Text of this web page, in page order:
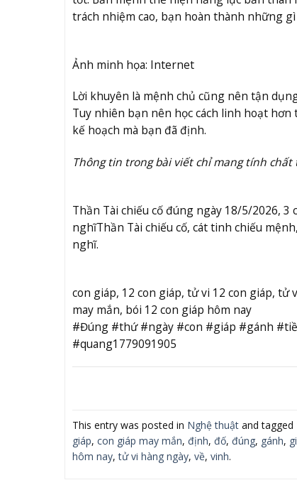
trách nhiệm cao, bạn hoàn thành những
Ảnh minh họa: Internet
Lời khuyên là mệnh chủ cũng nên tận
Tuy nhiên bạn nên học cách linh hoạt
kế hoạch mà bạn đã định.
Thông tin trong bài viết chỉ mang tính chất
Thần Tài chiếu cố đúng ngày 18/5/2026,
nghĩThần Tài chiếu cố, cát tinh chiếu
nghĩ.
con giáp, 12 con giáp, tử vi 12 con giáp, tử
may mắn, bói 12 con giáp hôm nay
#Đúng #thứ #ngày #con #giáp #gánh
#quang1779091905
This entry was posted in Nghệ thuậtand tagged
giáp, con giáp may mắn, định, đố, đúng, gánh,
hôm nay,tử vi hàng ngày, về, vinh.